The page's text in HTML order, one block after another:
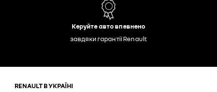
Керуйте авто впевнено
завдяки гарантії Renault
RENAULT В УКРАЇНІ